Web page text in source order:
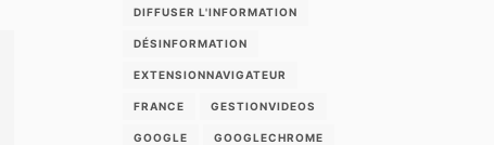
DIFFUSER L'INFORMATION
DÉSINFORMATION
EXTENSIONNAVIGATEUR
FRANCE GESTIONVIDEOS
GOOGLE GOOGLECHROME